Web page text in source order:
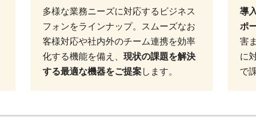
多様な業務ニーズに対応するビジネス
フォンをラインナップ。スムーズなお
客様対応や社内外のチーム連携を効率
化する機能を備え、現状の課題を解決
する最適な機器をご提案します。
導
ポ
害
に
で